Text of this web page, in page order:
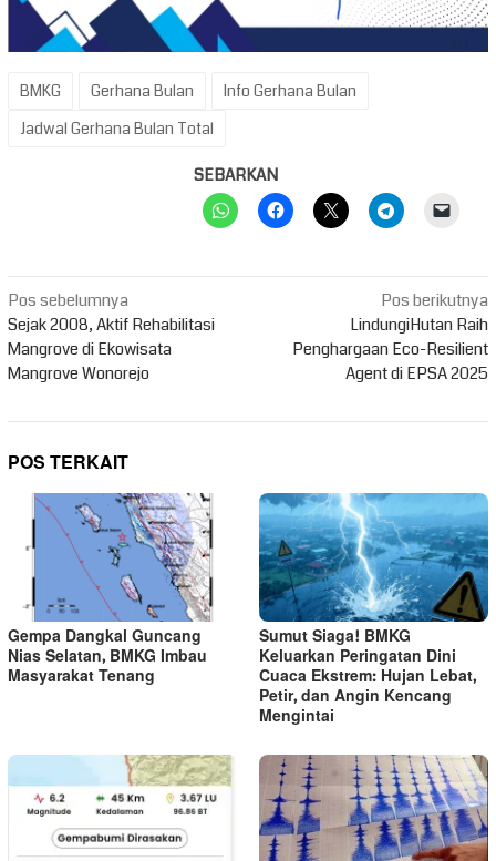
BMKG Gerhana Bulan
Info Gerhana Bulan
Jadwal Gerhana Bulan Total
SEBARKAN
Navigasi
pos
Pos sebelumnya
Sejak 2008, Aktif Rehabilitasi
Mangrove di Ekowisata
Mangrove Wonorejo
Pos berikutnya
LindungiHutan Raih
Penghargaan Eco-Resilient
Agent di EPSA 2025
POS TERKAIT
Gempa Dangkal Guncang
Nias Selatan, BMKG Imbau
Masyarakat Tenang
Sumut Siaga! BMKG
Keluarkan Peringatan Dini
Cuaca Ekstrem: Hujan Lebat,
Petir, dan Angin Kencang
Mengintai